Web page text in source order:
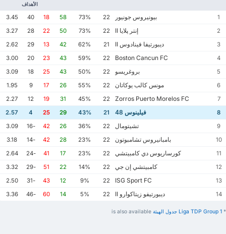
الأهداف
1 بيونيروس جونيور 22
73%
58
18
40
3.45
2
إنتر پلايا II 22
73%
50
22
28
3.27
3
ديبورتيفا فينادوس II 21
62%
42
13
29
2.62
4
22
59%
43
23
20
3.00
5
بروغريسو 22
50%
43
25
18
3.09
6
مونس كالب يوكاتان 22
55%
26
17
9
1.95
7
22
45%
31
19
12
2.27
8
فيلينوس 48 21
43%
29
25
4
2.57
9
تشيتومال 22
36%
26
42
-16
3.09
10
بامبانيروس تشامبوتون 22
23%
28
42
-14
3.18
11
كورساريوس دي كامبيتشي 22
23%
17
41
-24
2.64
12
كامبيتشي إن جي 22
14%
22
51
-29
3.32
13
22
9%
12
43
-31
2.50
14
ديبورتيفو زيتاكوارو II 22
5%
14
60
-46
3.36
* Liga TDP Group 1 ‏جدول الهيئة